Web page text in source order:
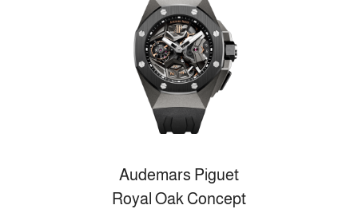
Audemars Piguet
Royal Oak Concept